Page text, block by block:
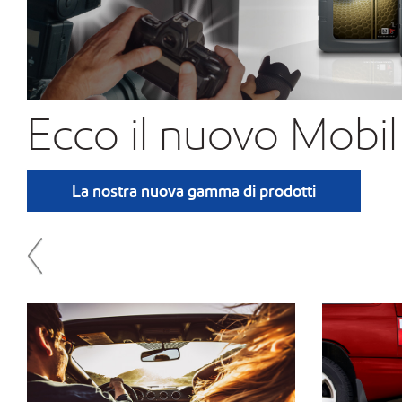
Ecco il nuovo
La nostra nuova gamma di prodotti